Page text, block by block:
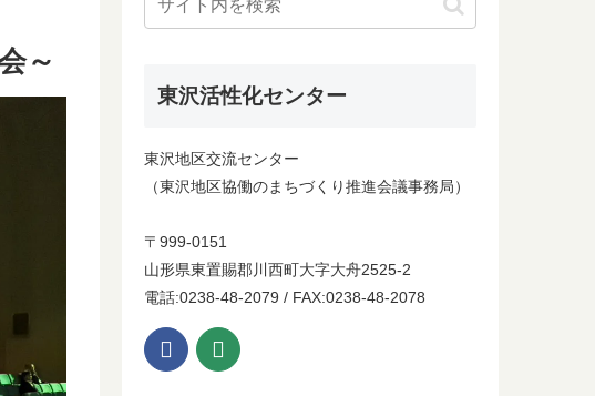
～
東沢活性化センター
東沢地区交流センター
（東沢地区協働のまちづくり推進会議事務局）
〒999-0151
山形県東置賜郡川西町大字大舟2525-2
電話:0238-48-2079 / FAX:0238-48-2078